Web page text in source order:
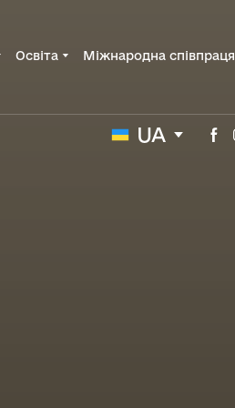
Освіта Міжнародна співпраця
UA